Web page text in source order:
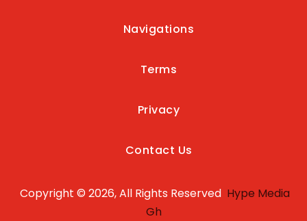
Navigations
Terms
Privacy
Contact Us
Copyright © 2026, All Rights Reserved Hype Media
Gh